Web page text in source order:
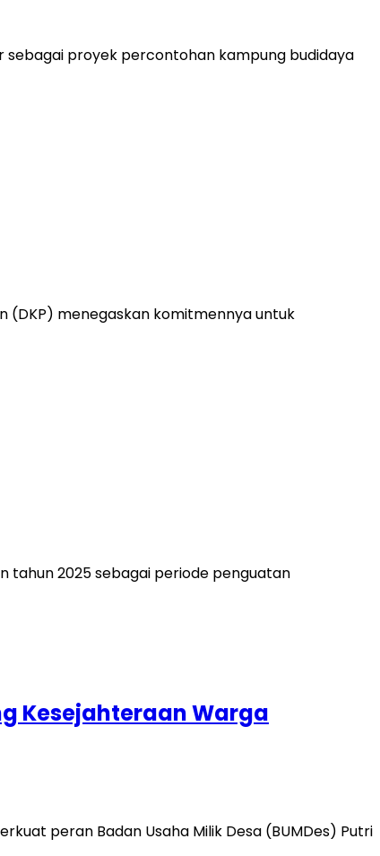
sebagai proyek percontohan kampung budidaya
(DKP) menegaskan komitmennya untuk
tahun 2025 sebagai periode penguatan
Kesejahteraan Warga
peran Badan Usaha Milik Desa (BUMDes) Putri